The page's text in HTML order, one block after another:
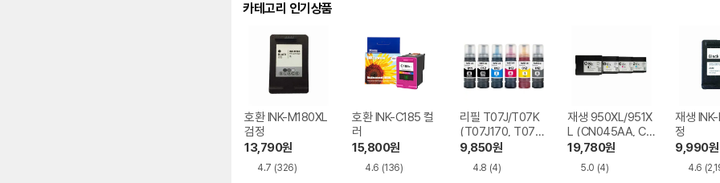
카테고리 인기상품
호환 INK-M180XL
검정
13,790원
4.7 (326)
호환 INK-C185 컬
러
15,800원
4.6 (136)
리필 T07J/T07K
(T07J170, T07K1
70, T07K270, T0
7K370, T07K47
0, T07K570) 6색
9,850원
4.8 (4)
재생 950XL/951X
L (CN045AA, CN
046AA, CN047A
A, CN048AA) 4
색 세트
19,780원
5.0 (4)
재생
정
9,990원
4.6